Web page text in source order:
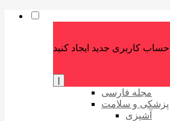
مجله فارسی
پزشکی و سلامت
آشپزی